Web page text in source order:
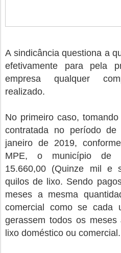
A sindicância questiona a
efetivamente para pela
empresa qualquer
realizado.
No primeiro caso,
contratada no período
janeiro de 2019,
MPE, o município de
15.660,00 (Quinze mil e
quilos de lixo. Sendo
meses a mesma
comercial como se cada
gerassem todos os
lixo doméstico ou comercial.